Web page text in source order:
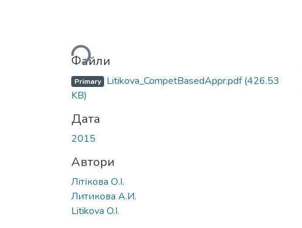
Вантажиться...
Файли
Primary Litikova_CompetBasedAppr.pdf(426.53
KB)
Дата
2015
Автори
Літікова О.І.
Литикова А.И.
Litikova O.I.